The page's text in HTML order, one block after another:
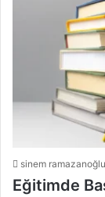
sinem ramazanoğlu
Eğitimde